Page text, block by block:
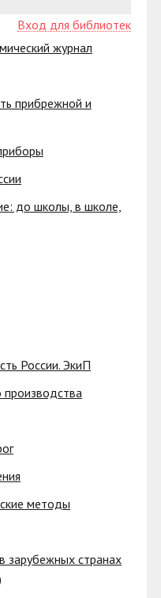
Вход для библиотек
журнал
прибрежной и
до школы, в школе,
России. ЭкиП
производства
методы
зарубежных странах